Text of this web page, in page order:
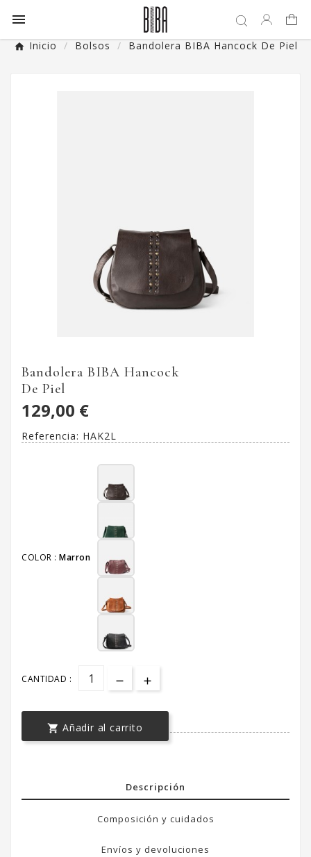

Inicio Bolsos Bandolera BIBA Hancock De Piel
Bandolera BIBA Hancock
De Piel
129,00 €
Referencia: HAK2L
COLOR : Marron
CANTIDAD :
 Añadir al carrito
Descripción
Composición y cuidados
Envíos y devoluciones